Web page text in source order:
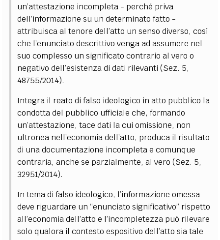
un’attestazione incompleta - perché priva
dell’informazione su un determinato fatto -
attribuisca al tenore dell’atto un senso diverso, così
che l’enunciato descrittivo venga ad assumere nel
suo complesso un significato contrario al vero o
negativo dell’esistenza di dati rilevanti (Sez. 5,
48755/2014).
Integra il reato di falso ideologico in atto pubblico la
condotta del pubblico ufficiale che, formando
un’attestazione, tace dati la cui omissione, non
ultronea nell’economia dell’atto, produca il risultato
di una documentazione incompleta e comunque
contraria, anche se parzialmente, al vero (Sez. 5,
32951/2014).
In tema di falso ideologico, l’informazione omessa
deve riguardare un “enunciato significativo” rispetto
all’economia dell’atto e l’incompletezza può rilevare
solo qualora il contesto espositivo dell’atto sia tale